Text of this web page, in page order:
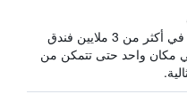
يبحث HotelsCombined في أكثر من 3 ملايين فندق
مكان واحد حتى تتمكن من